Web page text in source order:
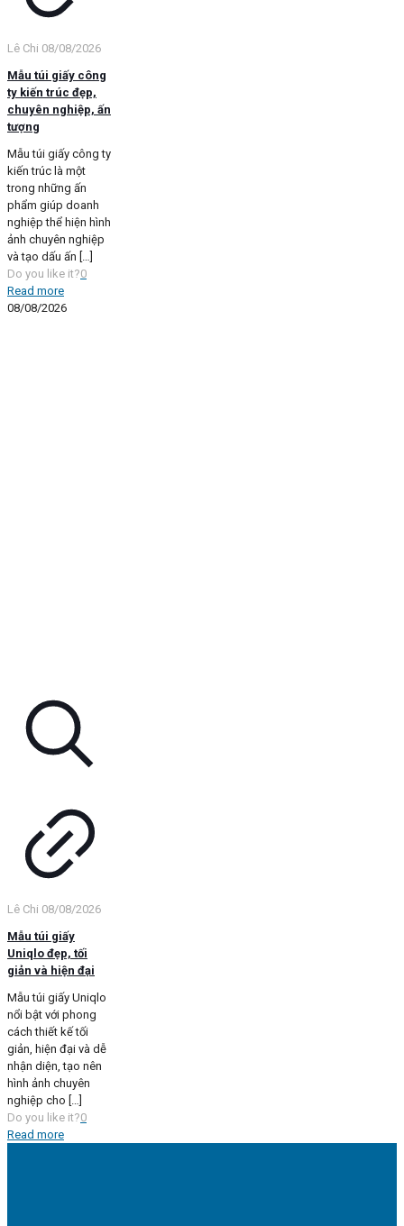
Lê Chi 08/08/2026
Mẫu túi giấy công
ty kiến trúc đẹp,
chuyên nghiệp, ấn
tượng
Mẫu túi giấy công ty
kiến trúc là một
trong những ấn
phẩm giúp doanh
nghiệp thể hiện hình
ảnh chuyên nghiệp
và tạo dấu ấn […]
Do you like it?0
Read more
08/08/2026
Lê Chi 08/08/2026
Mẫu túi giấy
Uniqlo đẹp, tối
giản và hiện đại
Mẫu túi giấy Uniqlo
nổi bật với phong
cách thiết kế tối
giản, hiện đại và dễ
nhận diện, tạo nên
hình ảnh chuyên
nghiệp cho
Do you like it?0
Read more